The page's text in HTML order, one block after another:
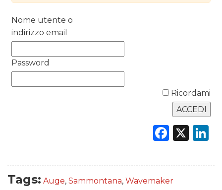
CASE HISTORY
Nome utente o
indirizzo email
Password
Ricordami
X
Tags: Auge, Sammontana, Wavemaker